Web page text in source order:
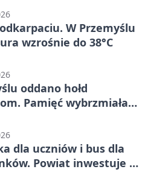
W Przemyślu
wzrośnie do 38°C
oddano hołd
Pamięć wybrzmiała
dla uczniów i bus dla
Powiat inwestuje w